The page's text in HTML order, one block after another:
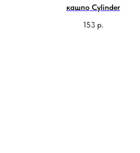
кашпо Cylinder
153 р.